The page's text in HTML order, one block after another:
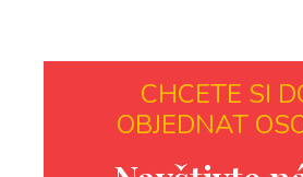
CHCETE SI
OBJEDNAT